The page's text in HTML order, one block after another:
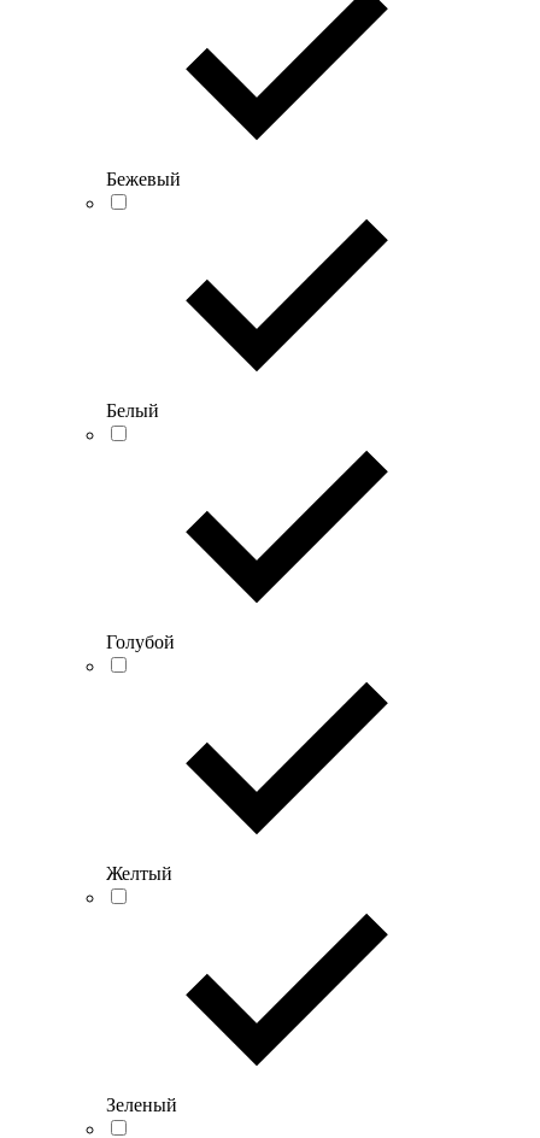
Бежевый
Белый
Голубой
Желтый
Зеленый